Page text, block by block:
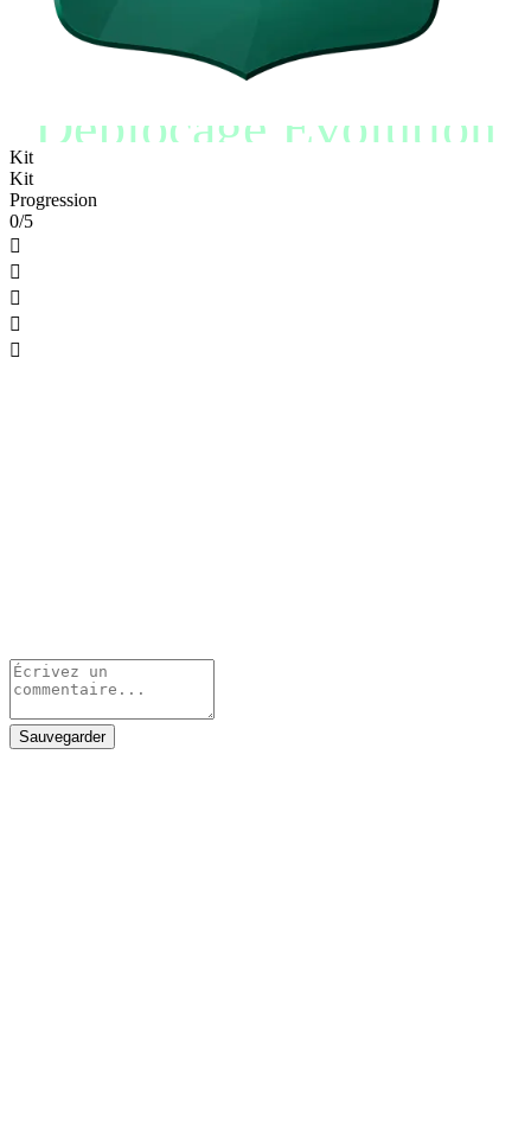
Déblocage Évolution
Kit
Kit
Progression
0/5





Sauvegarder